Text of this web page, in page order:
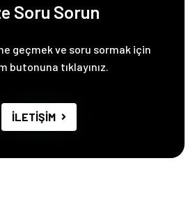
Soru Sorun
geçmek ve soru sormak için
butonuna tıklayınız.
İLETİŞİM